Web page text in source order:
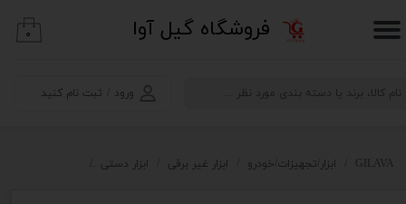
​فروشگاه گیل آوا
ورود ثبت نام کنید
حساب کاربری من
خروج از حساب کاربری
۰
GILAVA ابزار/تجهیزات/خودرو ابزار غیر برقی ابزار دستی